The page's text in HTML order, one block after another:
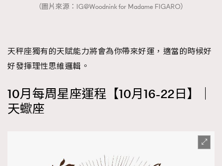
（圖片來源：IG@Woodnink for Madame FIGARO）
天秤座獨有的天賦能力將會為你帶來好運，適當的時候好
好發揮理性思維邏輯。
10月每周星座運程【10月16-22日】｜
天蠍座